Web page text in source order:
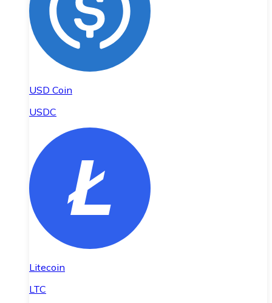
USD Coin
USDC
Litecoin
LTC